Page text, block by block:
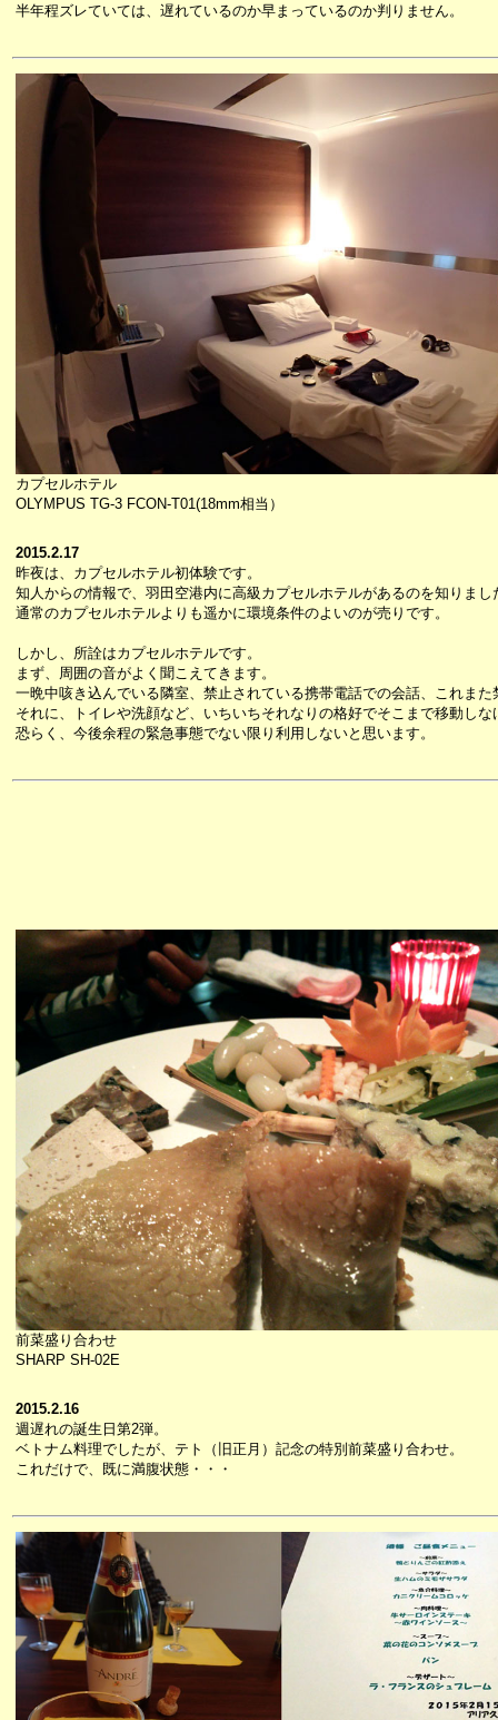
半年程ズレていては、遅れているのか早まっているのか判りません。
カプセルホテル
OLYMPUS TG-3 FCON-T01(18mm相当）
2015.2.17
昨夜は、カプセルホテル初体験です。
知人からの情報で、羽田空港内に高級カプセルホテルがあるのを知りまし
通常のカプセルホテルよりも遥かに環境条件のよいのが売りです。
しかし、所詮はカプセルホテルです。
まず、周囲の音がよく聞こえてきます。
一晩中咳き込んでいる隣室、禁止されている携帯電話での会話、これま
それに、トイレや洗顔など、いちいちそれなりの格好でそこまで移動し
恐らく、今後余程の緊急事態でない限り利用しないと思います。
前菜盛り合わせ
SHARP SH-02E
2015.2.16
週遅れの誕生日第2弾。
ベトナム料理でしたが、テト（旧正月）記念の特別前菜盛り合わせ。
これだけで、既に満腹状態・・・